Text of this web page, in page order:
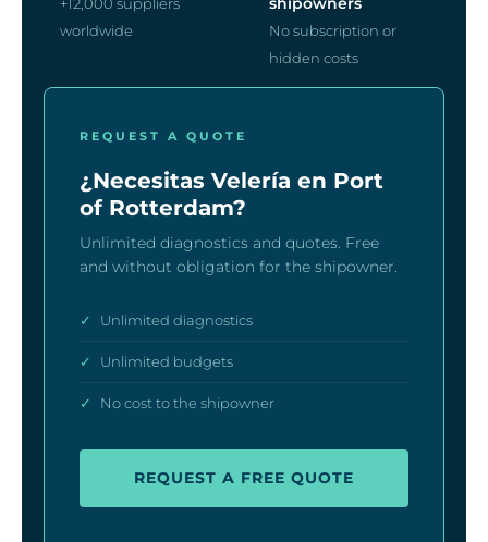
worldwide
No subscription or
hidden costs
REQUEST A QUOTE
¿Necesitas Velería en Port
of Rotterdam?
Unlimited diagnostics and quotes. Free
and without obligation for the shipowner.
✓ Unlimited diagnostics
✓ Unlimited budgets
✓ No cost to the shipowner
REQUEST A FREE QUOTE